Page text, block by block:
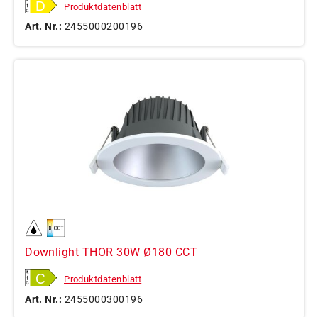
Produktdatenblatt
Art. Nr.: 2455000200196
Downlight THOR 30W Ø180 CCT
Produktdatenblatt
Art. Nr.: 2455000300196